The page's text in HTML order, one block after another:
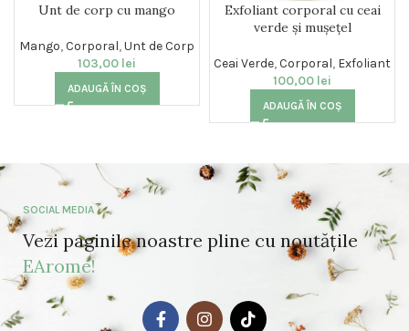
Unt de corp cu mango
Mango,Corporal,Unt de Corp
103,00 lei
ADAUGĂ ÎN COȘ
Exfoliant corporal cu ceai
verde și mușețel
Ceai Verde,Corporal, Exfoliant
100,00 lei
ADAUGĂ ÎN COȘ
SOCIAL MEDIA
Vezi paginile noastre pline cu noutățile
EArome!